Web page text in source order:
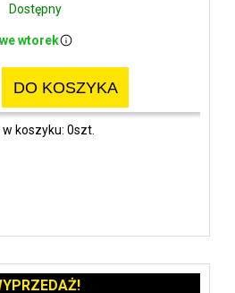
Dostępny
wtorek
DO KOSZYKA
w koszyku: 0szt.